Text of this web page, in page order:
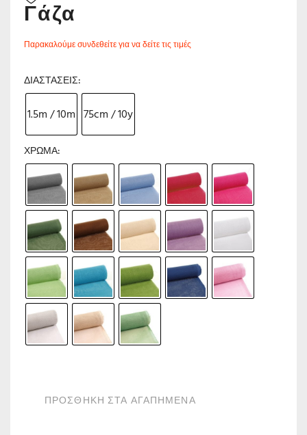
Γάζα
Παρακαλούμε συνδεθείτε για να δείτε τις τιμές
ΔΙΑΣΤΆΣΕΙΣ
1.5m / 10m 75cm / 10y
ΧΡΏΜΑ
ΠΡΟΣΘΗΚΗ ΣΤΑ ΑΓΑΠΗΜΕΝΑ